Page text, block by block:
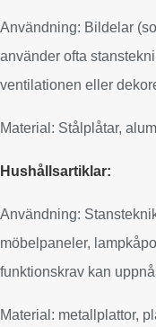
Användning: Bildelar
använder ofta
ventilationen eller
Material: Stålplåtar,
Hushållsartiklar:
Användning:
möbelpaneler,
funktionskrav kan
Material: metallplattor,